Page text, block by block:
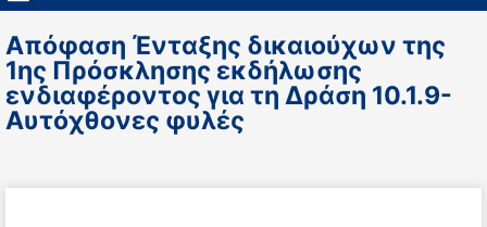
Απόφαση Ένταξης δικαιούχων της
1ης Πρόσκλησης εκδήλωσης
ενδιαφέροντος για τη Δράση 10.1.9-
Αυτόχθονες φυλές